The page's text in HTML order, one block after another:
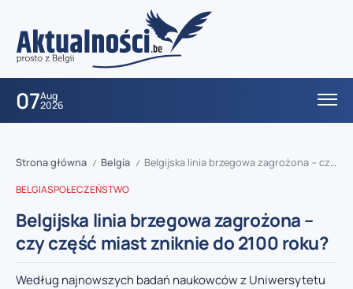
07Aug
2026
Strona główna / Belgia / Belgijska linia brzegowa zagrożona – czy część miast zniknie do 2100 roku?
BELGIASPOŁECZEŃSTWO
Belgijska linia brzegowa zagrożona –
czy część miast zniknie do 2100 roku?
Według najnowszych badań naukowców z Uniwersytetu